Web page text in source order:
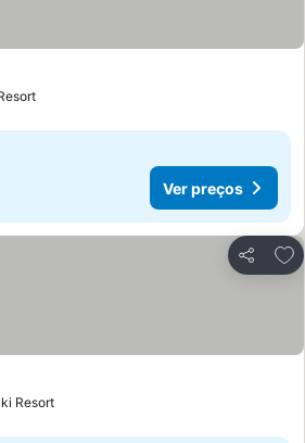
Ver preços
Partilhar
Resort